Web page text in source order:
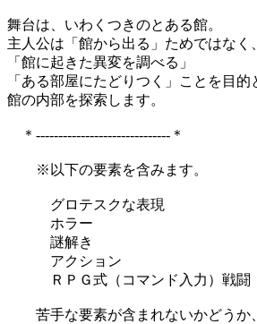
舞台は、いわくつきのとある館。
主人公は「館から出る」ためではなく、
「館に起きた異変を調べる」
「ある部屋にたどりつく」ことを目的
館の内部を探索します。
＊------------------------------＊
※以下の要素を含みます。
グロテスクな表現
ホラー
謎解き
アクション
ＲＰＧ式（コマンド入力）戦闘
苦手な要素が含まれないかどうか、